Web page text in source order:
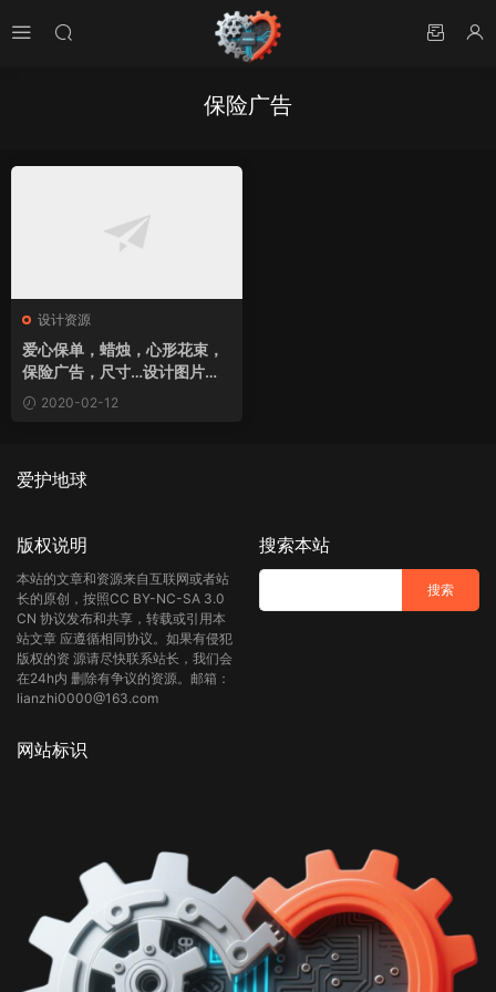
保险广告
设计资源
爱心保单，蜡烛，心形花束，
保险广告，尺寸…设计图片素
材下载
2020-02-12
爱护地球
版权说明
本站的文章和资源来自互联网或者站
长的原创，按照CC BY-NC-SA 3.0
CN 协议发布和共享，转载或引用本
站文章 应遵循相同协议。如果有侵犯
版权的资 源请尽快联系站长，我们会
在24h内 删除有争议的资源。邮箱：
lianzhi0000@163.com
搜索本站
网站标识